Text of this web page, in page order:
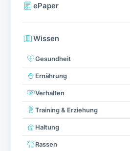
ePaper
Wissen
Gesundheit
Ernährung
Verhalten
Training & Erziehung
Haltung
Rassen